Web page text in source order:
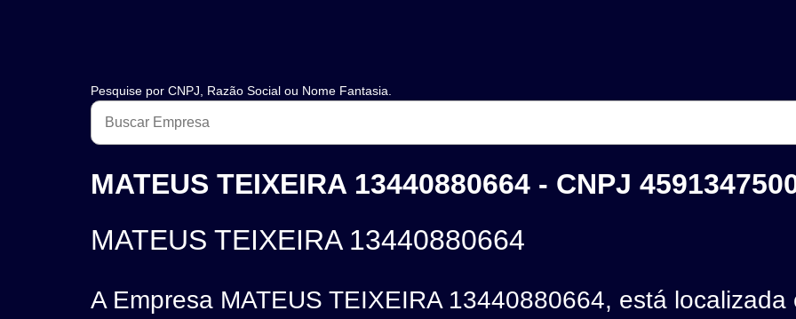
Pesquise por CNPJ, Razão Social ou Nome Fantasia.
MATEUS TEIXEIRA 13440880664 - CNPJ
MATEUS TEIXEIRA 13440880664
A Empresa MATEUS TEIXEIRA 13440880664, está